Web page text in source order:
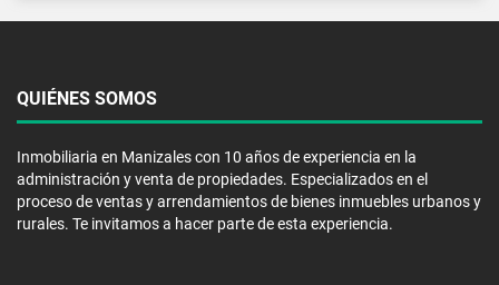
QUIÉNES SOMOS
Inmobiliaria en Manizales con 10 años de experiencia en la
administración y venta de propiedades. Especializados en el
proceso de ventas y arrendamientos de bienes inmuebles urbanos y
rurales. Te invitamos a hacer parte de esta experiencia.